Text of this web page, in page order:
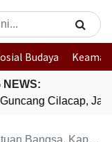
Budaya
NEWS:
Cilacap,
Jaga Pancasila dan Bhinneka Tunggal Ika